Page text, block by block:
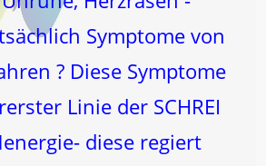
Symptome von
? Diese Symptome
Linie der SCHREI
diese regiert